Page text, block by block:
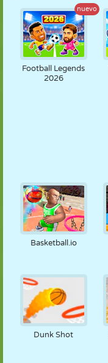
nuevo
Football Legends
2026
Basketball.io
Dunk Shot